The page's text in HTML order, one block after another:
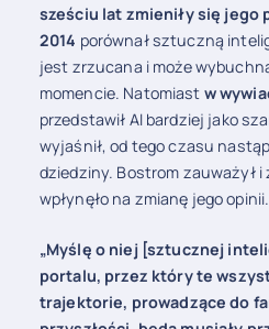
sześciu lat zmieniły się jego
2014 porównał sztuczną
jest zrzucana i może
momencie. Natomiast w
przedstawił AI bardziej jako
wyjaśnił, od tego czasu
dziedziny. Bostrom zauważył
wpłynęło na zmianę jego opinii.
„Myślę o niej [sztucznej
portalu, przez który te
trajektorie, prowadzące do